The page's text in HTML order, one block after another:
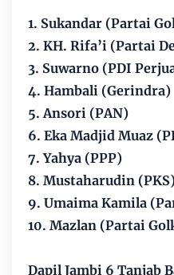
1. Sukandar (Partai
2. KH. Rifa’i (Partai
3. Suwarno (PDI
4. Hambali (Gerindra)
5. Ansori (PAN)
6. Eka Madjid Muaz
7. Yahya (PPP)
8. Mustaharudin
9. Umaima Kamila
10. Mazlan (Partai
Dapil Jambi 6 Tanjab